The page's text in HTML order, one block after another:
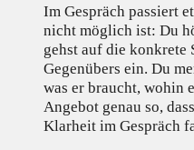
Im Gespräch passiert
nicht möglich ist: Du
gehst auf die konkrete
Gegenübers ein. Du
was er braucht, wohin
Angebot genau so,
Klarheit im Gespräch